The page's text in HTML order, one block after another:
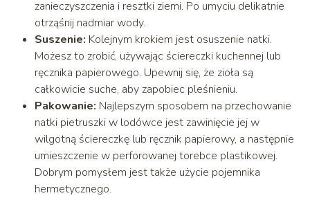
zanieczyszczenia i resztki ziemi. Po umyciu delikatnie
otrząśnij nadmiar wody.
Suszenie: Kolejnym krokiem jest osuszenie natki.
Możesz to zrobić, używając ściereczki kuchennej lub
ręcznika papierowego. Upewnij się, że zioła są
całkowicie suche, aby zapobiec pleśnieniu.
Pakowanie: Najlepszym sposobem na przechowanie
natki pietruszki w lodówce jest zawinięcie jej w
wilgotną ściereczkę lub ręcznik papierowy, a następnie
umieszczenie w perforowanej torebce plastikowej.
Dobrym pomysłem jest także użycie pojemnika
hermetycznego.